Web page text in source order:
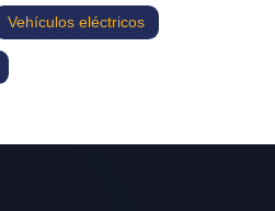
Vehículos eléctricos